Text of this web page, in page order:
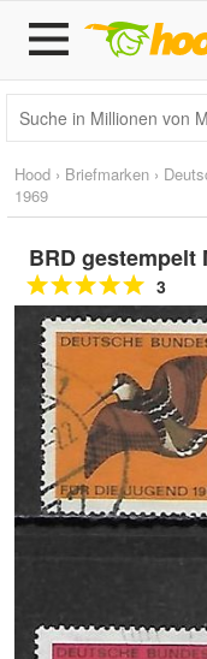
Hood › Briefmarken ›
1969
BRD gestempelt
3